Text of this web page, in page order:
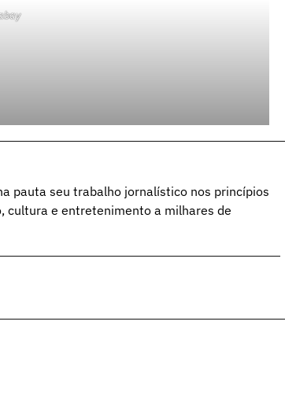
pauta seu trabalho jornalístico nos princípios
cultura e entretenimento a milhares de